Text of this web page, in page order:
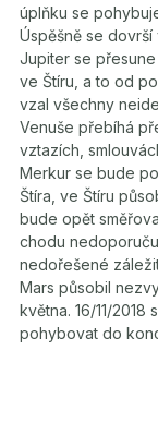
úplňku se
Úspěšně se
Jupiter se
ve Štíru, a to od
vzal všechny
Venuše přebíhá
vztazích,
Merkur se bude
Štíra, ve Štíru
bude opět
chodu
nedořešené
Mars působil
května. 16/11/
pohybovat do